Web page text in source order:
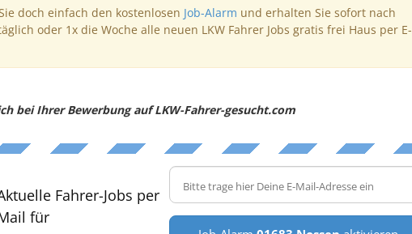
doch einfach den kostenlosen Job-Alarm und erhalten Sie sofort nach
oder 1x die Woche alle neuen LKW Fahrer Jobs gratis frei Haus per E-
bei Ihrer Bewerbung auf LKW-Fahrer-gesucht.com
Fahrer-Jobs per
für